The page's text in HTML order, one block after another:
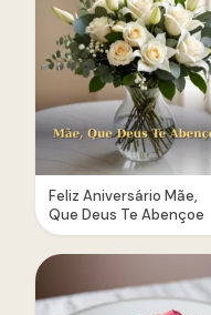
Feliz Aniversário Mãe,
Que Deus Te Abençoe